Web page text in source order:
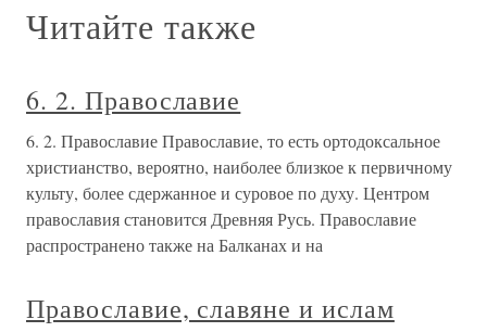
Читайте также
6. 2. Православие
6. 2. Православие Православие, то есть ортодоксальное
христианство, вероятно, наиболее близкое к первичному
культу, более сдержанное и суровое по духу. Центром
православия становится Древняя Русь. Православие
распространено также на Балканах и на
Православие, славяне и ислам